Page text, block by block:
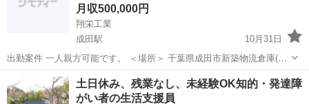
月収500,000円
翔栄工業
成田駅
10月31日
出勤案件 一人親方可能です。 ＜場所＞ 千葉県成田市新築物流倉庫(イ
ンター降りてすぐ) ＜内容＞ スラブの墨出し、インサート、スラブ配
管 ＜期間＞11/6～2026年5月まで ＜人数＞1人 ＜金額＞ 25000円+交...
成田市 成田駅 その他 一人親方
土日休み、残業なし、未経験OK知的・発達障
がい者の生活支援員